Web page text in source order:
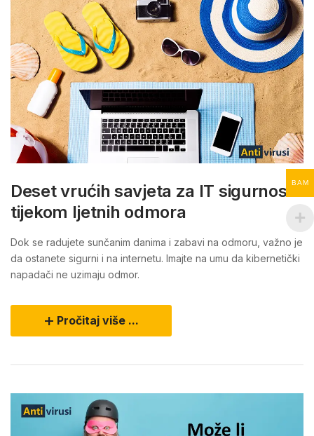
Deset vrućih savjeta za IT sigurnost
tijekom ljetnih odmora
Dok se radujete sunčanim danima i zabavi na odmoru, važno je
da ostanete sigurni i na internetu. Imajte na umu da kibernetički
napadači ne uzimaju odmor.
Pročitaj više ...
BAM